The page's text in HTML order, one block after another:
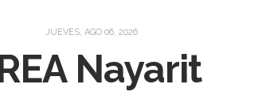
JUEVES, AGO 06, 2026